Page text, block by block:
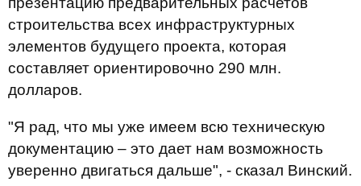
строительства всех инфраструктурных
элементов будущего проекта, которая
составляет ориентировочно 290 млн.
долларов.
"Я рад, что мы уже имеем всю техническую
документацию – это дает нам возможность
уверенно двигаться дальше", - сказал Винский.